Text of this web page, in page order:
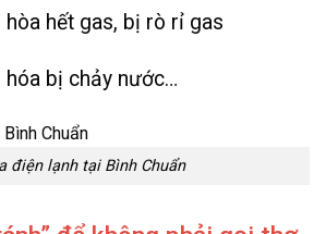
hòa hết gas, bị rò rỉ gas
hóa bị chảy nước…
điện lạnh tại Bình Chuẩn